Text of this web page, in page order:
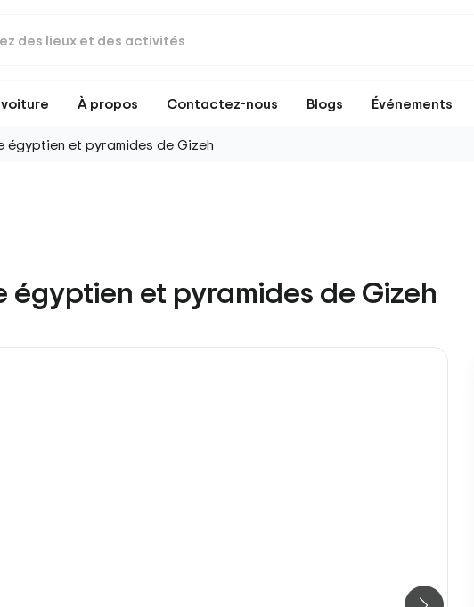
À propos Contactez-nous Blogs Événements
égyptien et pyramides de Gizeh
égyptien et pyramides de Gizeh